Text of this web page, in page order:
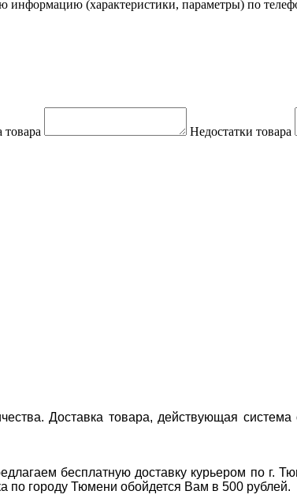
(характеристики, параметры) по
товара
Недостатки товара
Доставка товара, действующая
бесплатную доставку курьером по г.
по городу Тюмени обойдется Вам в 500 рублей.